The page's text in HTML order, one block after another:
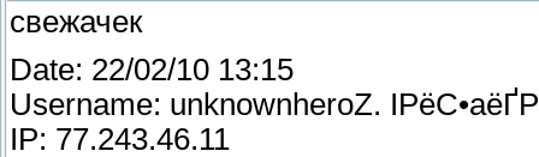
свежачек
Date: 22/02/10 13:15
Username: unknownheroZ.
IP: 77.243.46.11